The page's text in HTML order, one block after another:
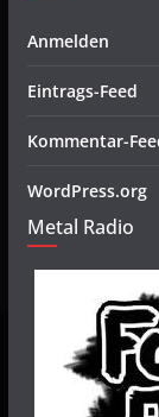
Anmelden
Eintrags-Feed
Kommentar-
WordPress.org
Metal Radio